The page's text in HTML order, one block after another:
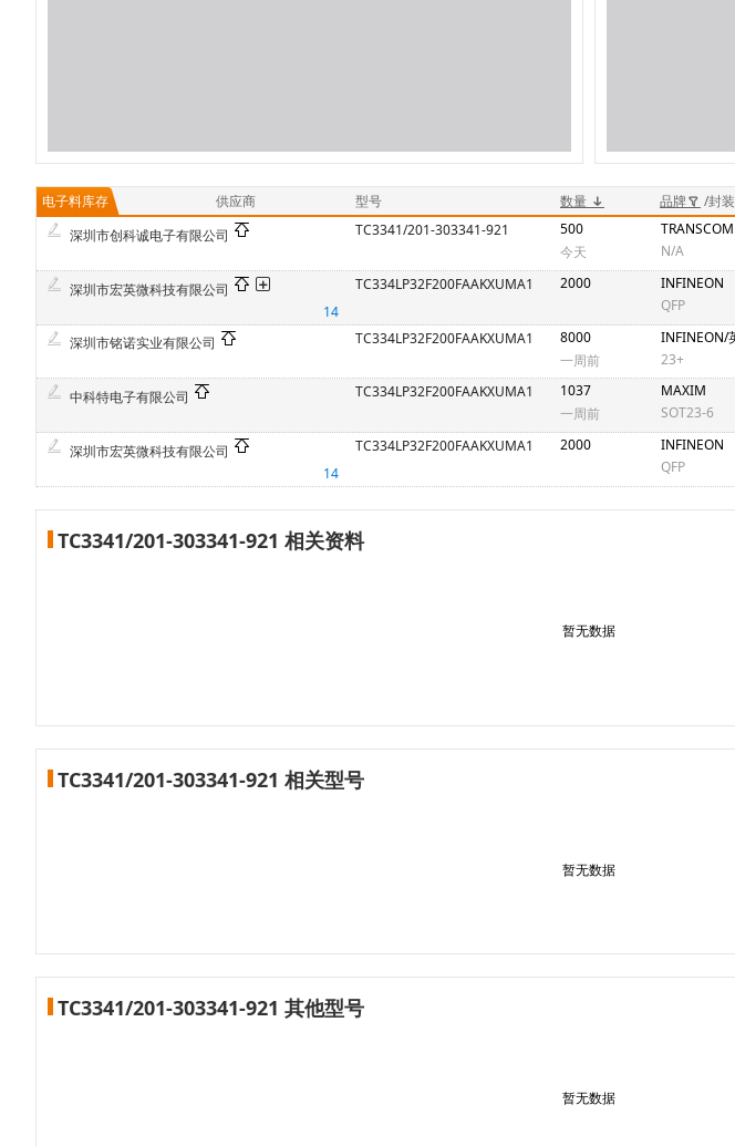
电子料库存 供应商 型号 数量 品牌 /封装
深圳市创科诚电子有限公司
TC3341/201-303341-921
500
今天
TRANSCOM
N/A
深圳市宏英微科技有限公司
14
TC334LP32F200FAAKXUMA1 2000
INFINEON
QFP
深圳市铭诺实业有限公司 TC334LP32F200FAAKXUMA1
8000
一周前
23+
中科特电子有限公司 TC334LP32F200FAAKXUMA1
1037
一周前
MAXIM
SOT23-6
深圳市宏英微科技有限公司
14
TC334LP32F200FAAKXUMA1 2000
INFINEON
QFP
TC3341/201-303341-921 相关资料
暂无数据
TC3341/201-303341-921 相关型号
暂无数据
TC3341/201-303341-921 其他型号
暂无数据